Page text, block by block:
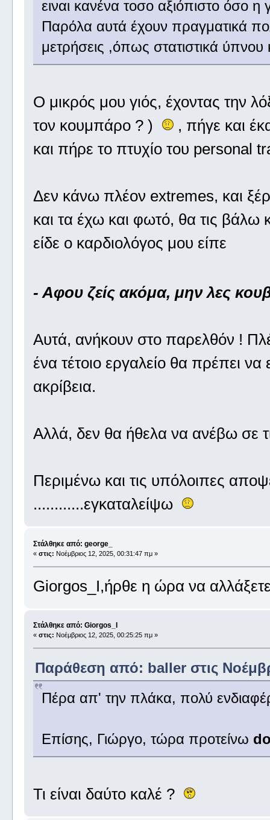
ειναι κανένα τοσο αξιόπιστο όσο
Παρόλα αυτά έχουν πραγματικά
μετρήσεις ,όπως στατιστικά ύπνου
Ο μικρός μου γιός, έχοντας την
τον κουμπάρο ? )
, πήγε και
και πήρε το πτυχίο του personal
Δεν κάνω πλέον extremes, και
και τα έχω και φωτό, θα τις βάλω
είδε ο καρδιολόγος μου είπε
- Αφου ζείς ακόμα, μην λες
Αυτά, ανήκουν στο παρελθόν !
ένα τέτοιο εργαλείο θα πρέπει
ακρίβεια.
Αλλά, δεν θα ήθελα να ανέβω σε
Περιμένω και τις υπόλοιπες
............εγκαταλείψω
Στάλθηκε από: george_
« στις: Νοέμβριος 12, 2025, 00:31:47 πμ »
Giorgos_I,ήρθε η ώρα να
Στάλθηκε από: Giorgos_I
« στις: Νοέμβριος 12, 2025, 00:25:25 πμ »
Παράθεση από: baller στις
Πέρα απ' την πλάκα, πολύ
Επίσης, Γιώργο, τώρα προτείνω
Τι είναι δαύτο καλέ ?